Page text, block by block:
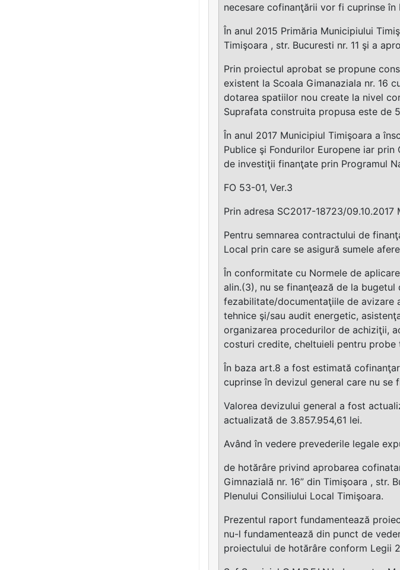
necesare cofinanţării vor fi cuprinse
În anul 2015 Primăria Municipiului
Timişoara , str. Bucuresti nr. 11 şi a
Prin proiectul aprobat se propune
existent la Scoala Gimanaziala nr. 16
dotarea spatiilor nou create la nivel
Suprafata construita propusa este de
În anul 2017 Municipiul Timişoara a
Publice şi Fondurilor Europene iar
de investiţii finanţate prin Programul
FO 53-01, Ver.3
Prin adresa SC2017-18723/
Pentru semnarea contractului de
Local prin care se asigură sumele
În conformitate cu Normele de
alin.(3), nu se finanţează de la
fezabilitate/documentaţiile de avizare
tehnice şi/sau audit energetic,
organizarea procedurilor de achiziţii,
costuri credite, cheltuieli pentru
În baza art.8 a fost estimată
cuprinse în devizul general care nu se
Valorea devizului general a fost
actualizată de 3.857.954,61 lei.
Având în vedere prevederile legale
de hotărâre privind aprobarea
Gimnazială nr. 16” din Timişoara , str.
Plenului Consiliului Local Timişoara.
Prezentul raport fundamentează
nu-l fundamentează din punct de
proiectului de hotărâre conform Legii